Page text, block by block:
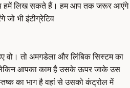
हमें लिख सकते हैं। हम आप तक जरूर आएंगे
भी इंटीग्रेटिव
वो। तो अमगडेला और लिंबिक सिस्टम का
आपका काम है उसके ऊपर जाके उस
का भाग है वहां से उसको कंट्रोल में